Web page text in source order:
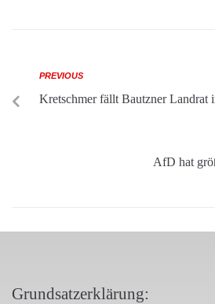
PREVIOUS
Kretschmer fällt Bautzner Landrat
AfD hat
Grundsatzerklärung: